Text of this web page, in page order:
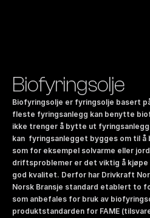
Biofyringsolje
Biofyringsolje er fyringsolje basert
fleste fyringsanlegg kan benytte
ikke trenger å bytte ut
kan  fyringsanlegget bygges om til
som for eksempel solvarme eller
driftsproblemer er det viktig å
god kvalitet. Derfor har Drivkraft
Norsk Bransje standard etablert to
som anbefales for bruk av
produktstandarden for FAME
Marine
Auto & Industri
Tankingskort
Våre Produkter
Om Selskapet
Bærekraft